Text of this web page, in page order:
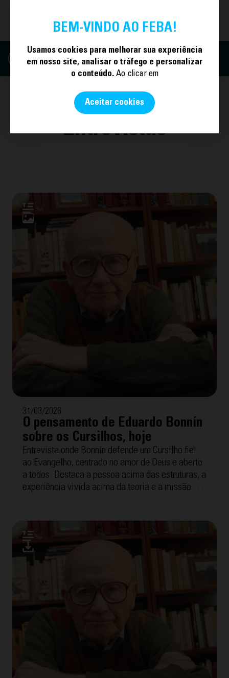
Entrevistas
31/03/2026
O pensamento de Eduardo Bonnín
sobre os Cursilhos, hoje
Entrevista onde Bonnín defende um Cursilho fiel
ao Evangelho, centrado no amor de Deus e aberto
a todos. Destaca a pessoa acima das estruturas, a
experiência vivida acima da teoria e a missão de
BEM-VINDO AO FEBA!
Usamos cookies para melhorar sua experiência
em nosso site, analisar o tráfego e personalizar
o conteúdo.Ao clicar em
Aceitar cookies